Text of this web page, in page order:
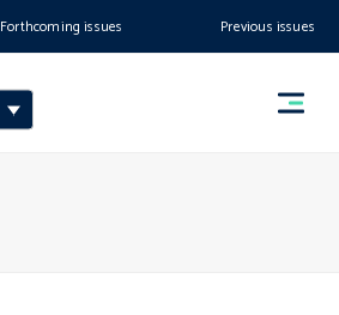
Forthcoming issues Previous issues